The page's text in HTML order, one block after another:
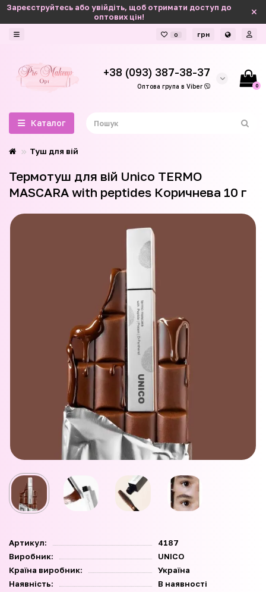
Зареєструйтесь або увійдіть, щоб отримати доступ до
оптових цін!
0 грн
+38 (093) 387-38-37
Оптова група в Viber 0
Каталог
Туш для вій
Термотуш для вій Unico TERMO
MASCARA with peptides Коричнева 10 г
Артикул:
4187
Виробник:
UNICO
Країна виробник:
Україна
Наявність:
В наявності